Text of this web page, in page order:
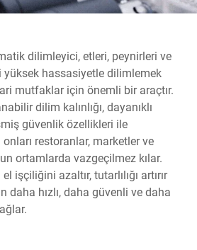
dilimleyici, etleri, peynirleri ve
yüksek hassasiyetle dilimlemek
mutfaklar için önemli bir araçtır.
dilim kalınlığı, dayanıklı
güvenlik özellikleri ile
restoranlar, marketler ve
ortamlarda vazgeçilmez kılar.
işçiliğini azaltır, tutarlılığı artırır
daha hızlı, daha güvenli ve daha